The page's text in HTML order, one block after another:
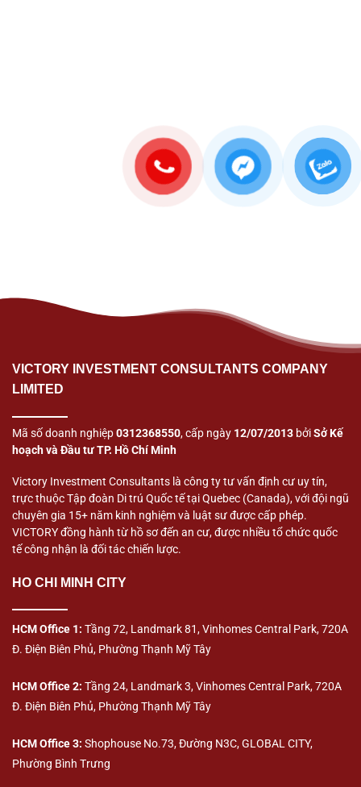
VICTORY INVESTMENT CONSULTANTS COMPANY
LIMITED
Mã số doanh nghiệp0312368550, cấp ngày 12/07/2013 bởiSở Kế
hoạch và Đầu tư TP. Hồ Chí Minh
Victory Investment Consultants là công ty tư vấn định cư uy tín,
trực thuộc Tập đoàn Di trú Quốc tế tại Quebec (Canada), với đội ngũ
chuyên gia 15+ năm kinh nghiệm và luật sư được cấp phép.
VICTORY đồng hành từ hồ sơ đến an cư, được nhiều tổ chức quốc
tế công nhận là đối tác chiến lược.
HO CHI MINH CITY
HCM Office 1: Tầng 72, Landmark 81, Vinhomes Central Park, 720A
Đ. Điện Biên Phủ, Phường Thạnh Mỹ Tây
HCM Office 2: Tầng 24, Landmark 3, Vinhomes Central Park, 720A
Đ. Điện Biên Phủ, Phường Thạnh Mỹ Tây
HCM Office 3: Shophouse No.73, Đường N3C, GLOBAL CITY,
Phường Bình Trưng